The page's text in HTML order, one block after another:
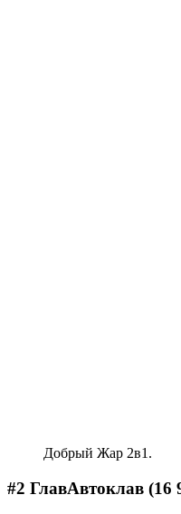
Добрый Жар 2в1.
#2 ГлавАвтоклав (16